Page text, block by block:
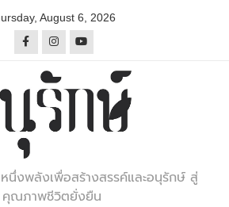
August 6, 2026
นึ่งพลังเพื่อสร้างสรรค์และอนุรักษ์ สู่
คุณภาพชีวิตยั่งยืน